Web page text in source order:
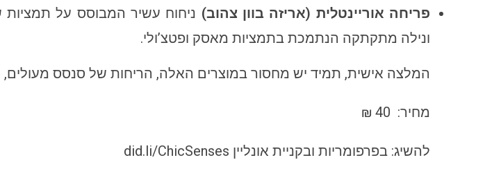
פריחה אוריינטלית (אריזה בוון צהוב) ניחוח עשיר המבוסס על תמציות
ונילה מתקתקה הנתמכת בתמציות מאסק ופטצ’ולי.
המלצה אישית, תמיד יש מחסור במוצרים האלה, הריחות של סנסס מעולים,
מחיר: 40 ₪
להשיג: בפרפומריות ובקניית אונליין did.li/ChicSenses